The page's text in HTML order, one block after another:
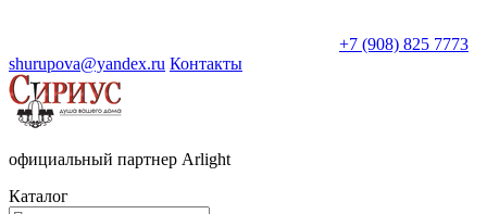
+7 (908) 825 7773
shurupova@yandex.ru Контакты
официальный партнер Arlight
Каталог